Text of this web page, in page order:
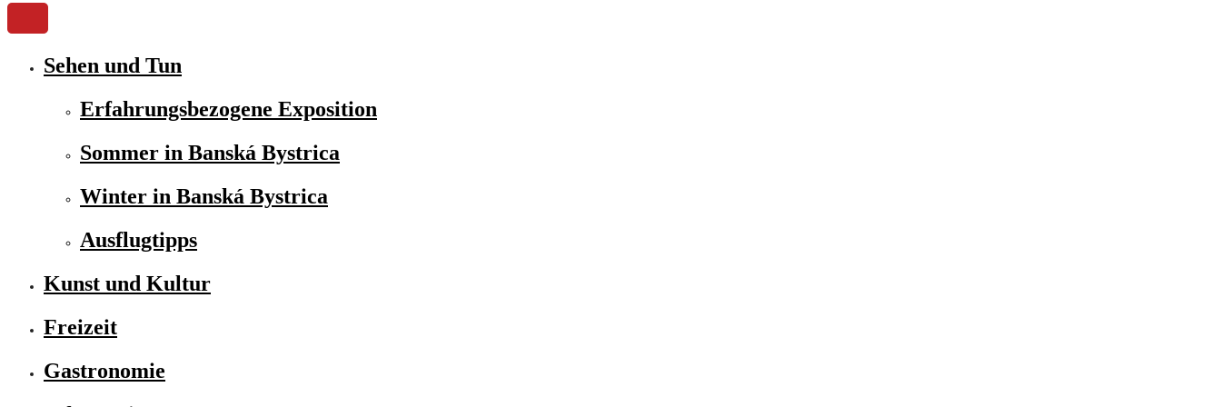
Sehen und Tun
Erfahrungsbezogene Exposition
Sommer in Banská Bystrica
Winter in Banská Bystrica
Ausflugtipps
Kunst und Kultur
Freizeit
Gastronomie